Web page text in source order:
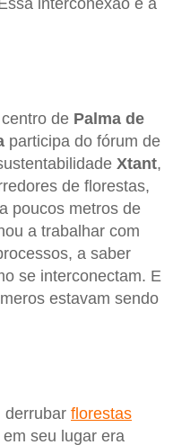
de Palma de
participa do fórum de
Xtant,
de florestas,
poucos metros de
a trabalhar com
a saber
se interconectam. E
estavam sendo
derrubar florestas
seu lugar era